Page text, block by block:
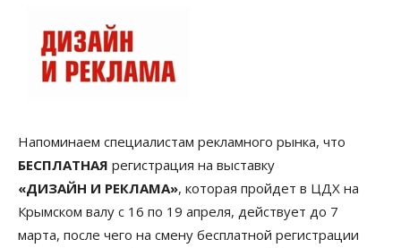
Напоминаем специалистам рекламного рынка, что
БЕСПЛАТНАЯ регистрация на выставку
«ДИЗАЙН И РЕКЛАМА», которая пройдет в ЦДХ на
Крымском валу с 16 по 19 апреля, действует до 7
марта, после чего на смену бесплатной регистрации